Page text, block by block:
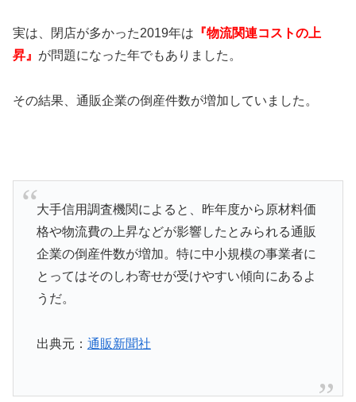
実は、閉店が多かった2019年は 『物流関連コストの上
昇』 が問題になった年でもありました。
その結果、通販企業の倒産件数が増加していました。
大手信用調査機関によると、昨年度から原材料価
格や物流費の上昇などが影響したとみられる通販
企業の倒産件数が増加。特に中小規模の事業者に
とってはそのしわ寄せが受けやすい傾向にあるよ
うだ。
出典元： 通販新聞社